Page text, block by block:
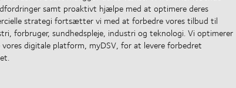
samt proaktivt hjælpe med at optimere deres
strategi fortsætter vi med at forbedre vores tilbud til
forbruger, sundhedspleje, industri og teknologi. Vi optimerer
digitale platform, myDSV, for at levere forbedret